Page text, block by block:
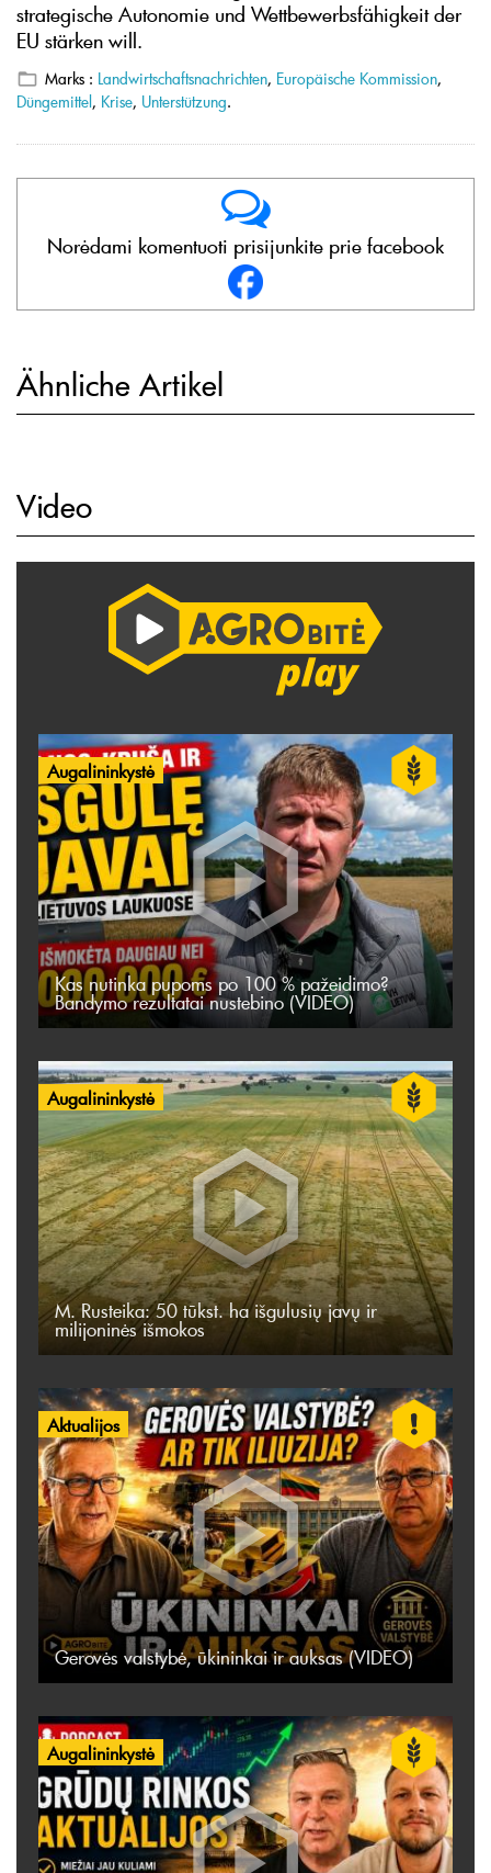
strategische Autonomie und Wettbewerbsfähigkeit der
EU stärken will.
Marks : Landwirtschaftsnachrichten, Europäische Kommission,
Düngemittel , Krise, Unterstützung.
Norėdami komentuoti prisijunkite prie facebook
Ähnliche Artikel
Video
Augalininkystė
Kas nutinka pupoms po 100 % pažeidimo?
Bandymo rezultatai nustebino (VIDEO)
Augalininkystė
M. Rusteika: 50 tūkst. ha išgulusių javų ir
milijoninės išmokos
Aktualijos
Gerovės valstybė, ūkininkai ir auksas (VIDEO)
Augalininkystė